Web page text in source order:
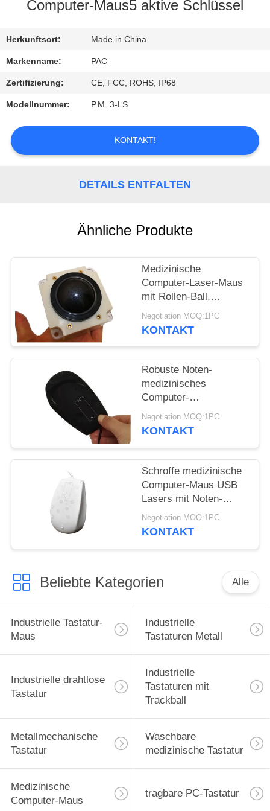
SIE
MIT
UNS
IN
VERBINDUNG
FORDERN
Computer-Maus5 aktive Schlüssel
Herkunftsort: Made in China
Markenname: PAC
Zertifizierung: CE, FCC, ROHS, IP68
Modellnummer: P.M. 3-LS
KONTAKT!
DETAILS ENTFALTEN
Ähnliche Produkte
Medizinische
Computer-Laser-Maus
mit Rollen-Ball,
drahtlose Computer-
Maus für Ultraschall-
Negotiation MOQ:1PC
KONTAKT
Robuste Noten-
medizinisches
Computer-
Mäusesilikon-Material
mit dem Versiegeln von
Negotiation MOQ:1PC
KONTAKT
Schroffe medizinische
Computer-Maus USB
Lasers mit Noten-
Rollen-Krankenhaus
PC Gebrauch
Negotiation MOQ:1PC
KONTAKT
Beliebte Kategorien Alle
Industrielle Tastatur-
Maus
Industrielle
Tastaturen Metall
Industrielle drahtlose
Tastatur
Industrielle
Tastaturen mit
Trackball
Metallmechanische
Tastatur
Waschbare
medizinische Tastatur
Medizinische
Computer-Maus
tragbare PC-Tastatur